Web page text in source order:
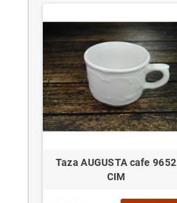
Taza AUGUSTA cafe 9652
CIM